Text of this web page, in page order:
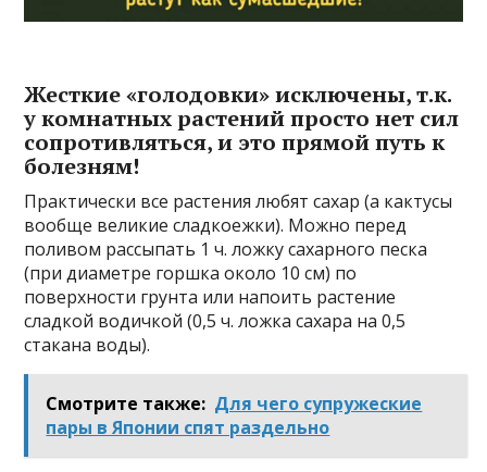
Жесткие «голодовки» исключены, т.к.
у комнатных растений просто нет сил
сопротивляться, и это прямой путь к
болезням!
Практически все растения любят сахар (а кактусы
вообще великие сладкоежки). Можно перед
поливом рассыпать 1 ч. ложку сахарного песка
(при диаметре горшка около 10 см) по
поверхности грунта или напоить растение
сладкой водичкой (0,5 ч. ложка сахара на 0,5
стакана воды).
Смотрите также: Для чего супружеские
пары в Японии спят раздельно